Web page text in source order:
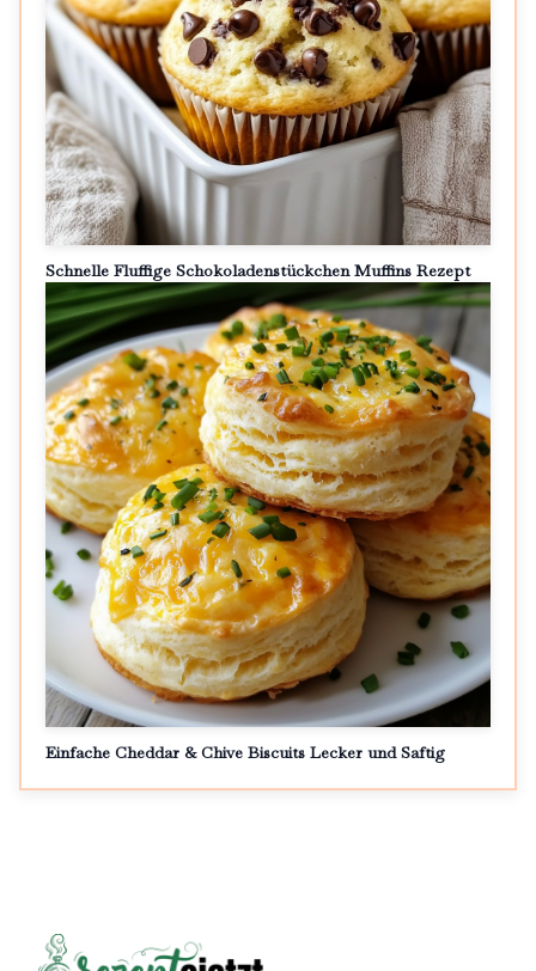
Schnelle Fluffige Schokoladenstückchen Muffins Rezept
Einfache Cheddar & Chive Biscuits Lecker und Saftig